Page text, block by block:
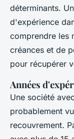
déterminants.
d'expérience
comprendre les
créances et de
pour récupérer
Années
Une société
probablement
recouvrement.